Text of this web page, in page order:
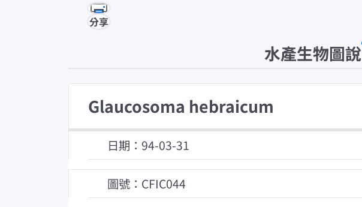
分享
水產生物圖說
Glaucosoma hebraicum
日期：94-03-31
圖號：CFIC044